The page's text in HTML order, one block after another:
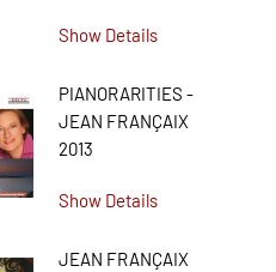
Show Details
PIANORARITIES -
JEAN FRANÇAIX
2013
Show Details
JEAN FRANÇAIX